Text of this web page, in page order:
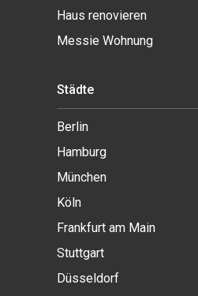
Haus renovieren
Messie Wohnung
Städte
Berlin
Hamburg
München
Köln
Frankfurt am Main
Stuttgart
Düsseldorf